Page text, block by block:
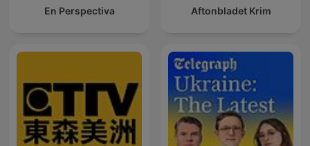
En Perspectiva Aftonbladet Krim